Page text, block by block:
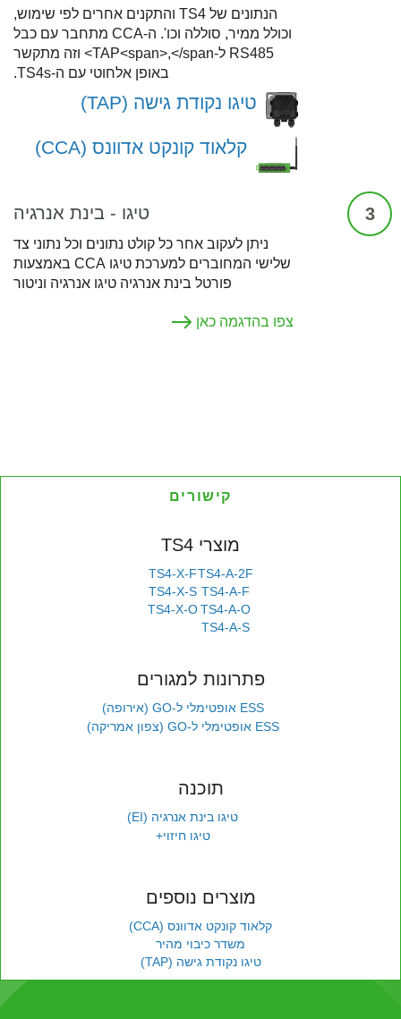
הנתונים של TS4 והתקנים אחרים לפי שימוש,
וכולל ממיר, סוללה וכו'. ה-CCA מתחבר עם כבל
RS485 ל-TAP<span>,</span> וזה מתקשר
באופן אלחוטי עם ה-TS4s.
טיגו נקודת גישה (TAP)
קלאוד קונקט אדוונס (CCA)
3 טיגו - בינת אנרגיה
ניתן לעקוב אחר כל קולט נתונים וכל נתוני צד
שלישי המחוברים למערכת טיגו CCA באמצעות
פורטל בינת אנרגיה טיגו אנרגיה וניטור
צפו בהדגמה כאן
קישורים
מוצרי TS4
TS4-A-2F
TS4-A-F
TS4-A-O
TS4-A-S
TS4-X-F
TS4-X-S
TS4-X-O
פתרונות למגורים
ESS אופטימלי ל-GO (אירופה)
ESS אופטימלי ל-GO (צפון אמריקה)
תוכנה
טיגו בינת אנרגיה (EI)
טיגו חיזוי+
מוצרים נוספים
קלאוד קונקט אדוונס (CCA)
משדר כיבוי מהיר
טיגו נקודת גישה (TAP)